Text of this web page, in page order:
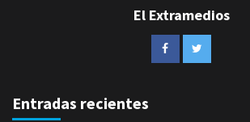
El Extramedios
Entradas recientes